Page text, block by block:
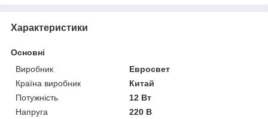
Характеристики
Основні
Виробник
Евросвет
Країна виробник
Китай
Потужність
12 Вт
Напруга
220 В